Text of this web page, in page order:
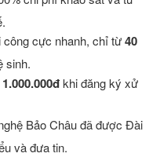
công cực nhanh, chỉ từ40
sinh.
1.000.000đkhi đăng ký xử
Bảo Châu đã được Đài
và đưa tin.